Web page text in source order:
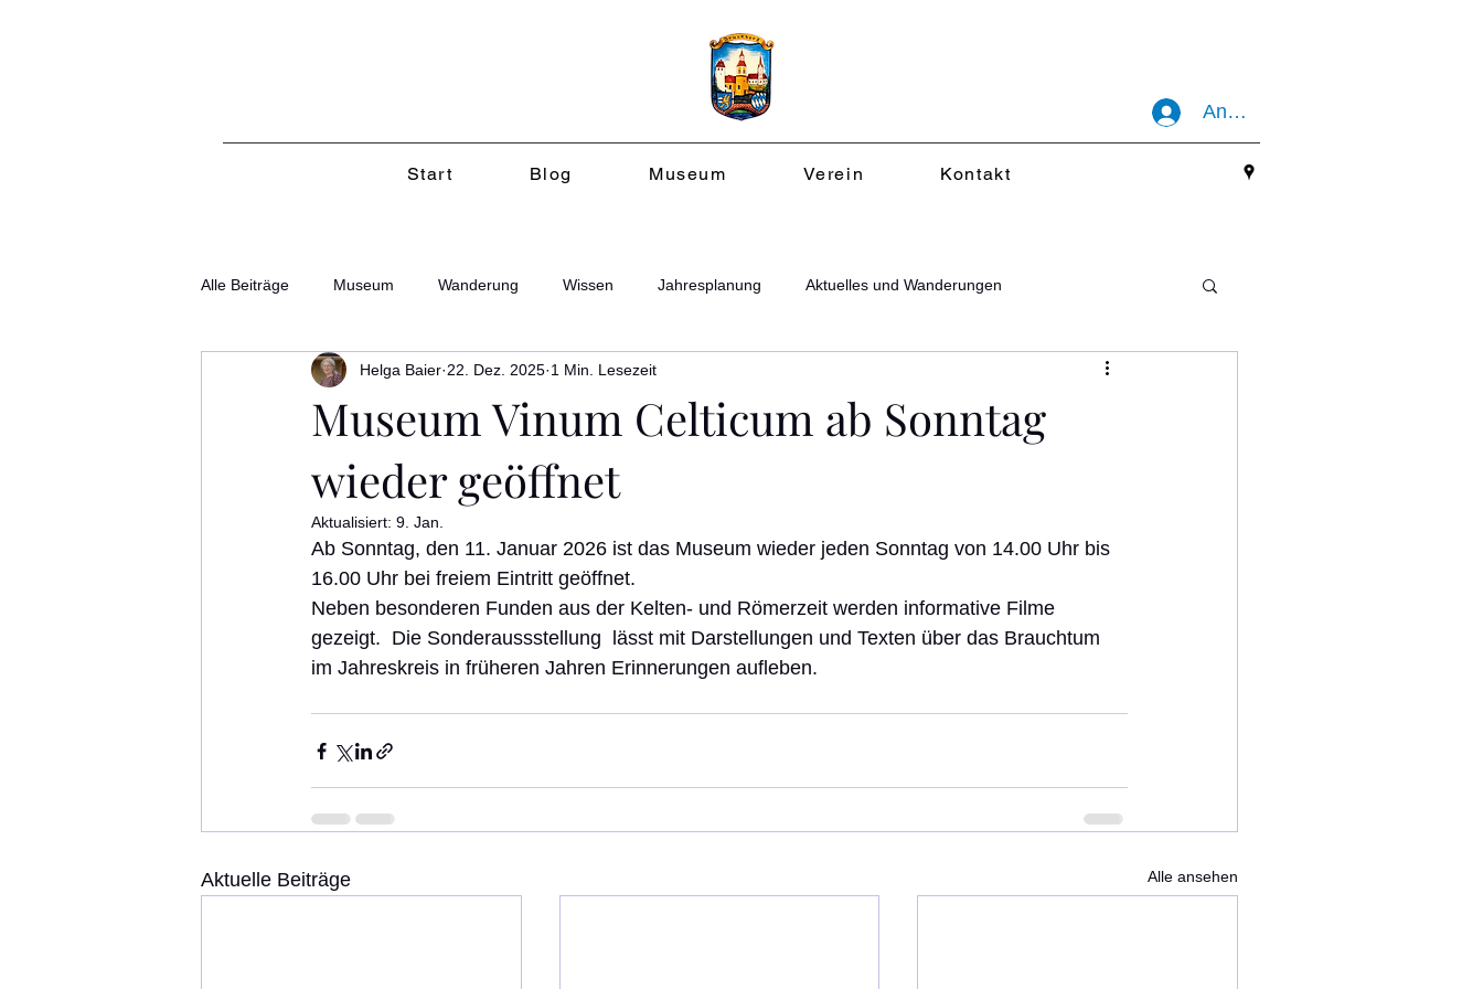
Anmelden
Start Blog Museum Verein Kontakt
Alle Beiträge Museum Wanderung Wissen Jahresplanung Aktuelles und Wanderungen
Museum Vinum Celticum ab Sonntag
wieder geöffnet
Helga Baier 22. Dez. 2025 1 Min. Lesezeit
Aktualisiert: 9. Jan.
Ab Sonntag, den 11. Januar 2026 ist das Museum wieder jeden Sonntag von 14.00 Uhr bis
16.00 Uhr bei freiem Eintritt geöffnet.
Neben besonderen Funden aus der Kelten- und Römerzeit werden informative Filme
gezeigt.  Die Sonderaussstellung  lässt mit Darstellungen und Texten über das Brauchtum
im Jahreskreis in früheren Jahren Erinnerungen aufleben.
Aktuelle Beiträge Alle ansehen